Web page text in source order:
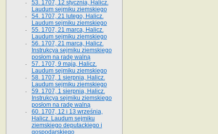
53. 1707, 12 stycznia, Halicz.
Laudum sejmiku ziemskiego
54. 1707, 21 lutego, Halicz.
Laudum sejmiku ziemskiego
55. 1707, 21 marca, Halicz.
Laudum sejmiku ziemskiego
56. 1707, 21 marca, Halicz.
Instrukcya sejmiku ziemskiego
posłom na radę walną
57. 1707, 9 maja, Halicz.
Laudum sejmiku ziemskiego
58. 1707, 1 sierpnia, Halicz.
Laudum sejmiku ziemskiego
59. 1707, 1 sierpnia, Halicz.
Instrukcya sejmiku ziemskiego
posłom na radę walną
60. 1707, 12 i 13 września,
Halicz. Laudum sejmiku
ziemskiego deputackiego i
gospodarskiego